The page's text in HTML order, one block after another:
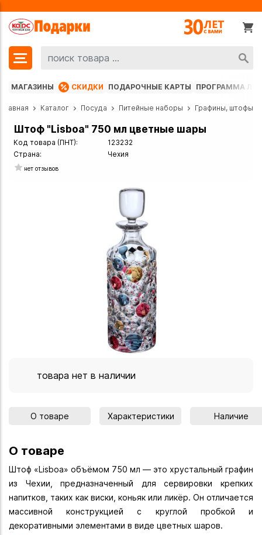
МАГАЗИНЫ СКИДКИ ПОДАРОЧНЫЕ КАРТЫ ПРОГРАММА
Главная Каталог Посуда Питейные наборы Графины, штофы
Штоф "Lisboa" 750 мл цветные шары
Код товара (ПНТ):
123232
Страна:
Чехия
нет отзывов
товара нет в наличии
О товаре Характеристики Наличие
О товаре
Штоф «Lisboa» объёмом 750 мл — это хрустальный графин
из Чехии, предназначенный для сервировки крепких
напитков, таких как виски, коньяк или ликёр. Он отличается
массивной конструкцией с круглой пробкой и
декоративными элементами в виде цветных шаров.